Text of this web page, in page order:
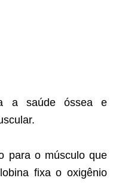
a saúde óssea e
para o músculo que
fixa o oxigênio